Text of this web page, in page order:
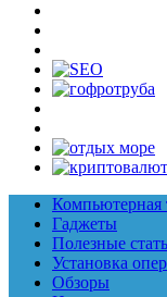
Компьютерная
Гаджеты
Полезные
Установка
Обзоры